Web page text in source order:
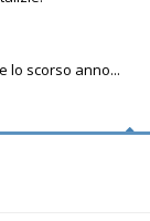
lo scorso anno...